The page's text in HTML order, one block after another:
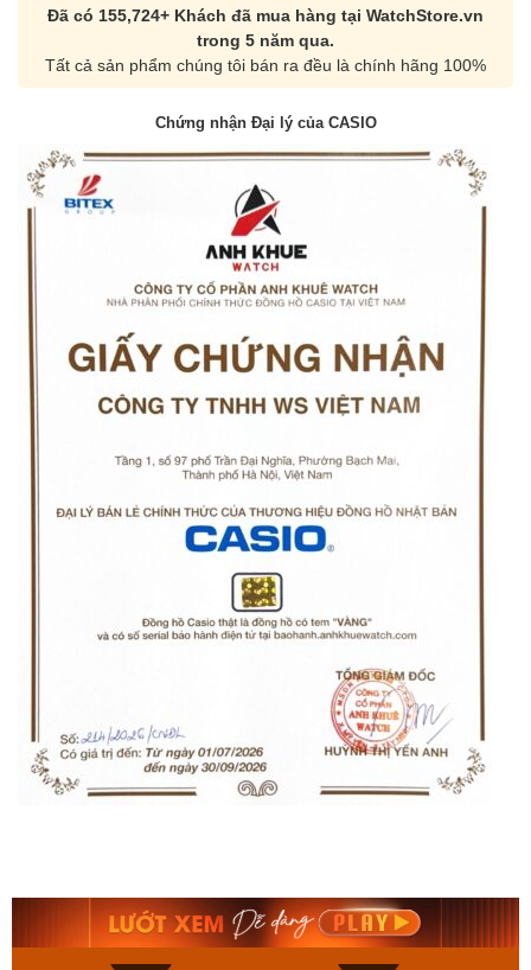
Đã có 155,724+ Khách đã mua hàng tại WatchStore.vn
trong 5 năm qua.
Tất cả sản phẩm chúng tôi bán ra đều là chính hãng 100%
Chứng nhận Đại lý của CASIO
Mua ngay Mua ngay